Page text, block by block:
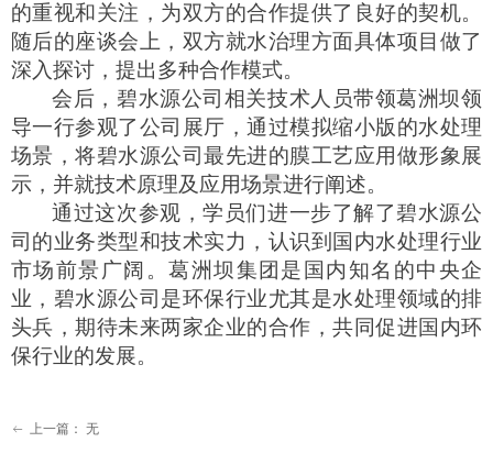
的重视和关注，为双方的合作提供了良好的契机。
随后的座谈会上，双方就水治理方面具体项目做了
深入探讨，提出多种合作模式。
会后，碧水源公司 相关技术人员带领葛洲坝领
导一行参观了公司展厅，通过模拟缩小版的水处理
场景，将碧水源公司最先进的膜工艺应用做形象展
示， 并就技术原理及应用场景进行阐述。
通过这次参观，学员们进一步了解了碧水源公
司的业务类型和技术实力 ，认识到 国内水处理行业
市场前景广阔 。葛洲坝集团是国内知名的中央企
业，碧水源公司 是环保行业尤其是水处理领域的排
头兵，期待未来两家企业的合作，共同促进国内环
保行业的发展。
ꂃ 上一篇： 无